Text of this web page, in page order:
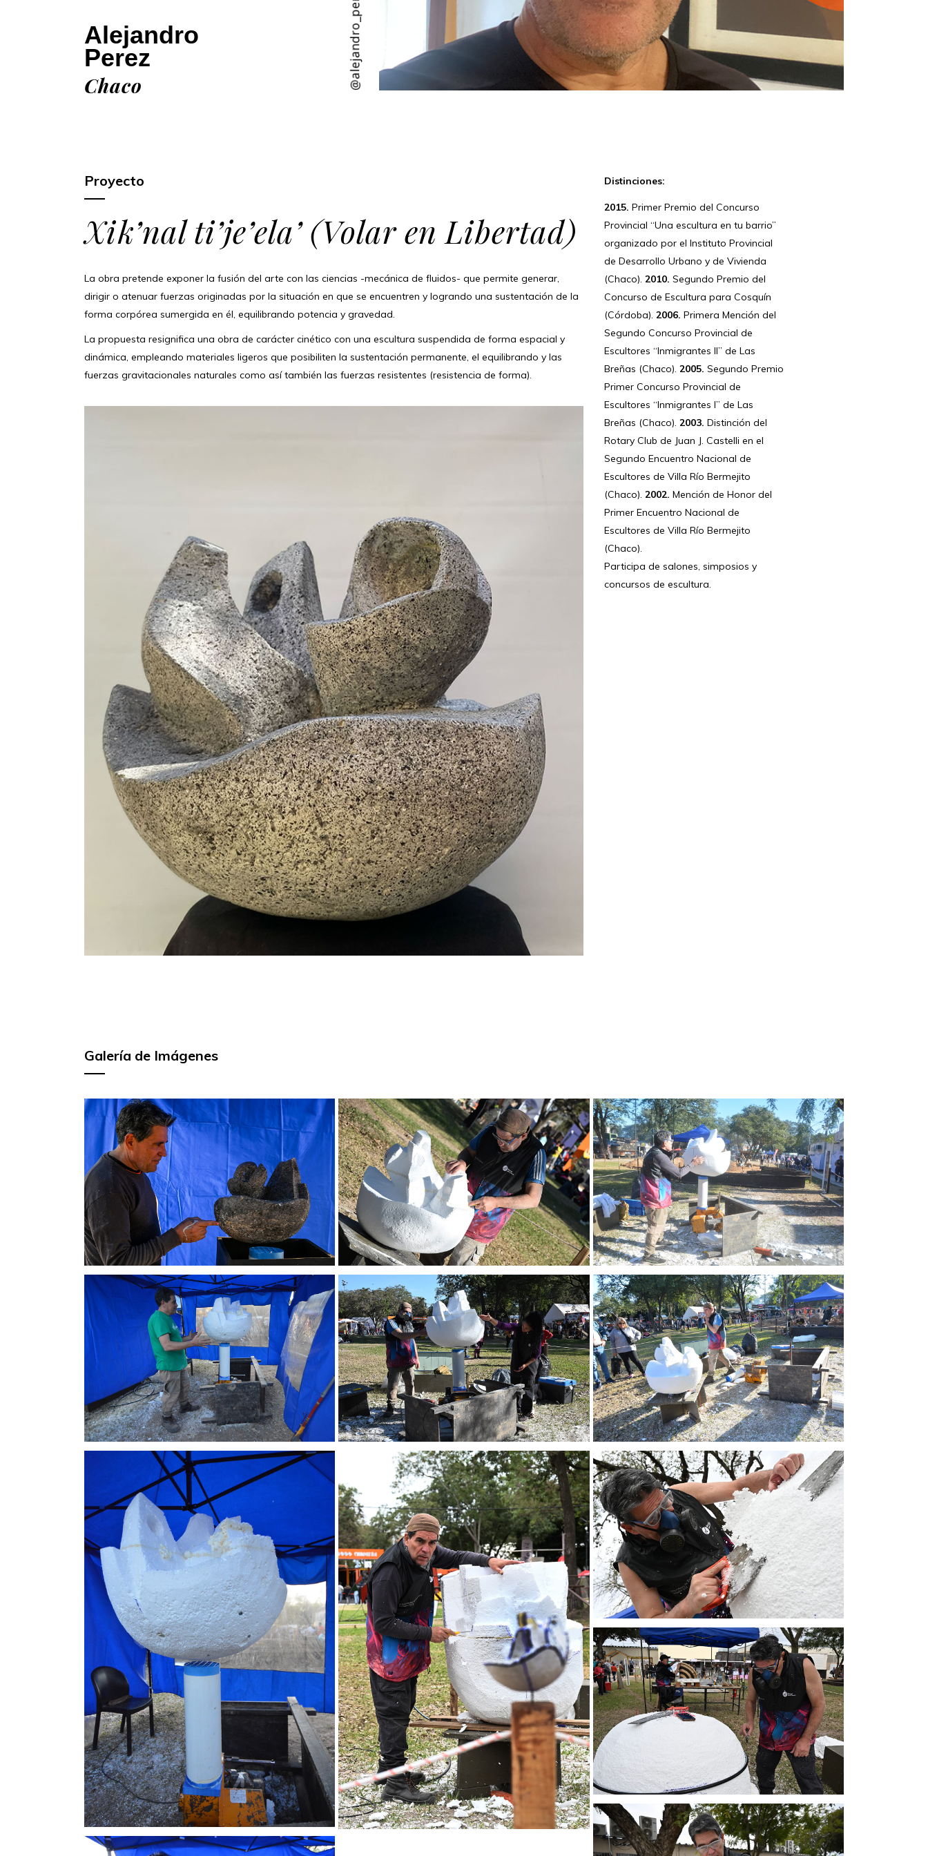
Alejandro
Perez
Chaco
Proyecto
Xik’nal ti’je’ela’ (Volar en Libertad)
La obra pretende exponer la fusión del arte con las ciencias -mecánica de fluidos- que permite generar,
dirigir o atenuar fuerzas originadas por la situación en que se encuentren y logrando una sustentación de la
forma corpórea sumergida en él, equilibrando potencia y gravedad.
La propuesta resignifica una obra de carácter cinético con una escultura suspendida de forma espacial y
dinámica, empleando materiales ligeros que posibiliten la sustentación permanente, el equilibrando y las
fuerzas gravitacionales naturales como así también las fuerzas resistentes (resistencia de forma).
Distinciones:
2015. Primer Premio del Concurso
Provincial “Una escultura en tu barrio”
organizado por el Instituto Provincial
de Desarrollo Urbano y de Vivienda
(Chaco).2010. Segundo Premio del
Concurso de Escultura para Cosquín
(Córdoba).2006. Primera Mención del
Segundo Concurso Provincial de
Escultores “Inmigrantes II” de Las
Breñas (Chaco).2005. Segundo Premio
Primer Concurso Provincial de
Escultores “Inmigrantes I” de Las
Breñas (Chaco).2003. Distinción del
Rotary Club de Juan J. Castelli en el
Segundo Encuentro Nacional de
Escultores de Villa Río Bermejito
(Chaco).2002. Mención de Honor del
Primer Encuentro Nacional de
Escultores de Villa Río Bermejito
(Chaco).
Participa de salones, simposios y
concursos de escultura.
Galería de Imágenes